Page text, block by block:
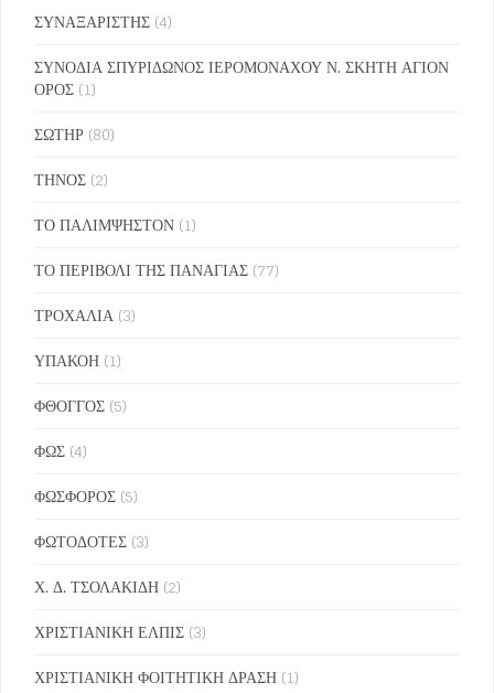
ΣΥΝΑΞΑΡΙΣΤΗΣ (4)
ΣΥΝΟΔΙΑ ΣΠΥΡΙΔΩΝΟΣ ΙΕΡΟΜΟΝΑΧΟΥ Ν. ΣΚΗΤΗ ΑΓΙΟΝ
ΟΡΟΣ (1)
ΣΩΤΗΡ (80)
ΤΗΝΟΣ (2)
ΤΟ ΠΑΛΙΜΨΗΣΤΟΝ (1)
ΤΟ ΠΕΡΙΒΟΛΙ ΤΗΣ ΠΑΝΑΓΙΑΣ (77)
ΤΡΟΧΑΛΙΑ (3)
ΥΠΑΚΟΗ (1)
ΦΘΟΓΓΟΣ (5)
ΦΩΣ (4)
ΦΩΣΦΟΡΟΣ (5)
ΦΩΤΟΔΟΤΕΣ (3)
Χ. Δ. ΤΣΟΛΑΚΙΔΗ (2)
ΧΡΙΣΤΙΑΝΙΚΗ ΕΛΠΙΣ (3)
ΧΡΙΣΤΙΑΝΙΚΗ ΦΟΙΤΗΤΙΚΗ ΔΡΑΣΗ (1)